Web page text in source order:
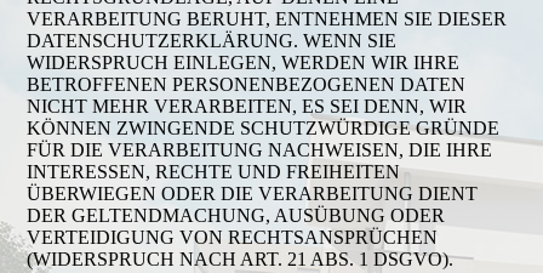
VERARBEITUNG BERUHT, ENTNEHMEN SIE DIESER
DATENSCHUTZERKLÄRUNG. WENN SIE
WIDERSPRUCH EINLEGEN, WERDEN WIR IHRE
BETROFFENEN PERSONENBEZOGENEN DATEN
NICHT MEHR VERARBEITEN, ES SEI DENN, WIR
KÖNNEN ZWINGENDE SCHUTZWÜRDIGE GRÜNDE
FÜR DIE VERARBEITUNG NACHWEISEN, DIE IHRE
INTERESSEN, RECHTE UND FREIHEITEN
ÜBERWIEGEN ODER DIE VERARBEITUNG DIENT
DER GELTENDMACHUNG, AUSÜBUNG ODER
VERTEIDIGUNG VON RECHTSANSPRÜCHEN
(WIDERSPRUCH NACH ART. 21 ABS. 1 DSGVO).